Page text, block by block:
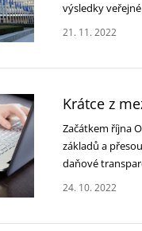
výsledky
21. 11. 2022
Krátce z
Začátkem října
základů a
daňové
24. 10. 2022